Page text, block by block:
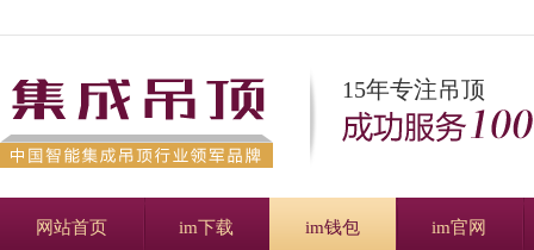
15年专注吊顶
网站首页 im下载 im钱包 im官网